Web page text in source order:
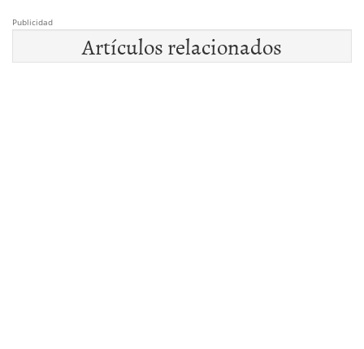
Publicidad
Artículos relacionados